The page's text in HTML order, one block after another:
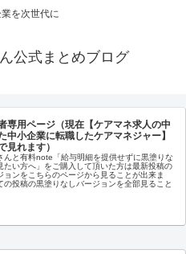
を次世代に
公式まとめブログ
専用ページ（現在【ケアマネ求人の中
中小企業に転職したケアマネジャー】
見れます）
んと有料note「給与明細を提供せずに黒塗りな
たい方へ」をご購入して頂いた方は最新投稿の
ョンをこちらのページから見ることが出来ま
の投稿の黒塗りなしバージョンを全部見ること